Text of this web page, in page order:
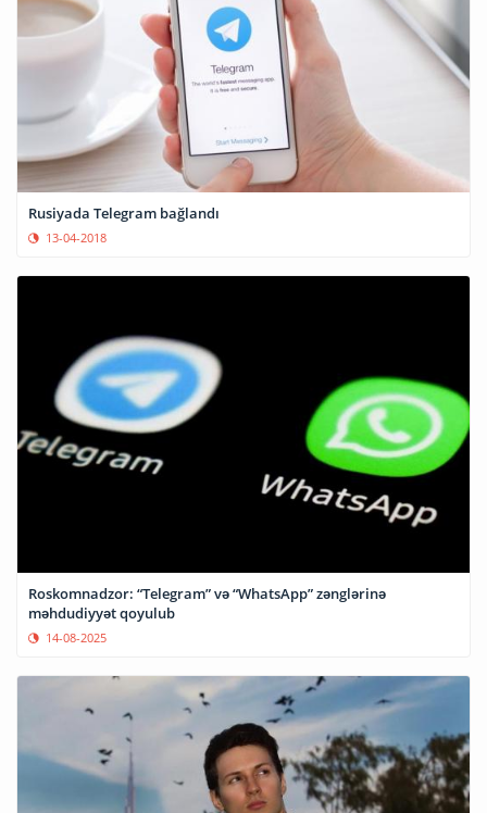
Rusiyada Telegram bağlandı
13-04-2018
Roskomnadzor: “Telegram” və “WhatsApp” zənglərinə
məhdudiyyət qoyulub
14-08-2025